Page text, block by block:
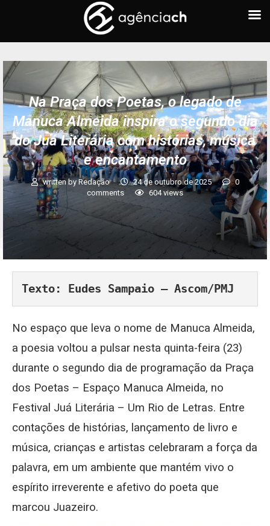
Na Praça dos Poetas, o legado de
Manuca Almeida inspira o segundo dia
do Juá Literária com histórias, música
e encantamento
written by Redação 24 de outubro de 2025
0
comments
604views
Texto: Eudes Sampaio – Ascom/PMJ
No espaço que leva o nome de Manuca Almeida,
a poesia voltou a pulsar nesta quinta-feira (23)
durante o segundo dia de programação da Praça
dos Poetas – Espaço Manuca Almeida, no
Festival Juá Literária – Um Rio de Letras. Entre
contações de histórias, lançamento de livro e
música, crianças e artistas celebraram a força da
palavra, em um ambiente que mantém vivo o
espírito irreverente e afetivo do poeta que
marcou Juazeiro.